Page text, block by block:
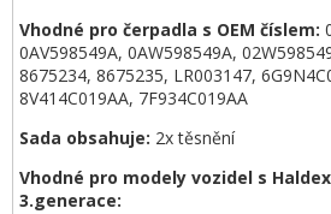
Vhodné pro čerpadla s OEM číslem:
0AV598549A, 0AW598549A,
8675234, 8675235, LR003147,
8V414C019AA, 7F934C019AA
Sada obsahuje: 2x těsnění
Vhodné pro modely vozidel s
3.generace: